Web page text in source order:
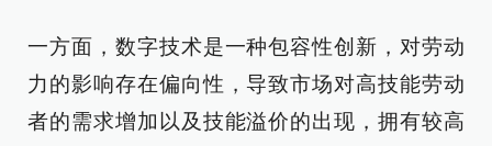
一方面，数字技术是一种包容性创新，对劳动
力的影响存在偏向性，导致市场对高技能劳动
者的需求增加以及技能溢价的出现，拥有较高